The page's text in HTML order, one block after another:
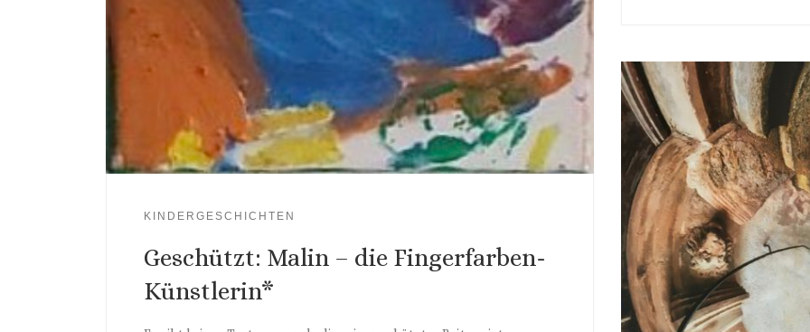
KINDERGESCHICHTEN
Geschützt: Malin – die Fingerfarben-
Künstlerin*